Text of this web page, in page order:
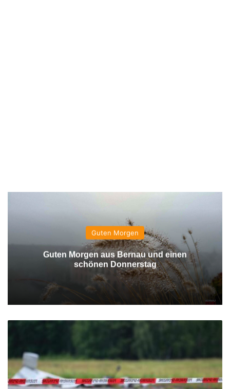
Guten Morgen
Guten Morgen aus Bernau und einen
schönen Donnerstag